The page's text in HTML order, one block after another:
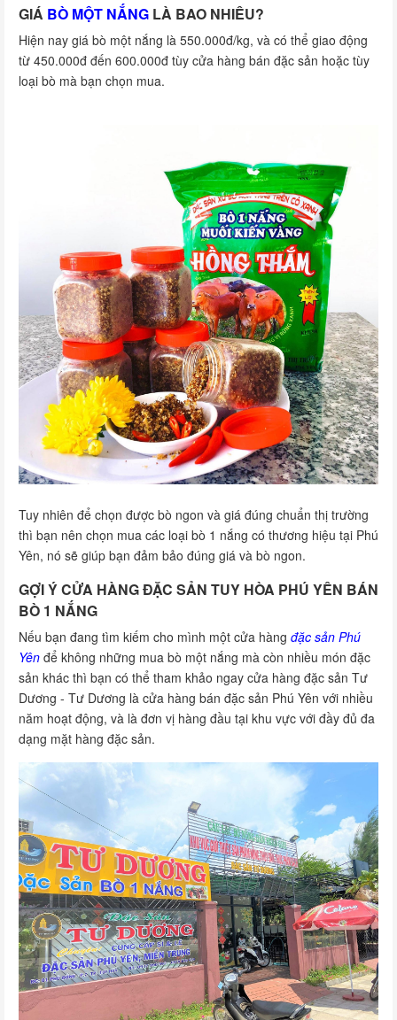
GIÁ BÒ MỘT NẮNG LÀ BAO NHIÊU?
Hiện nay giá bò một nắng là 550.000đ/kg, và có thể giao động
từ 450.000đ đến 600.000đ tùy cửa hàng bán đặc sản hoặc tùy
loại bò mà bạn chọn mua.
Tuy nhiên để chọn được bò ngon và giá đúng chuẩn thị trường
thì bạn nên chọn mua các loại bò 1 nắng có thương hiệu tại Phú
Yên, nó sẽ giúp bạn đảm bảo đúng giá và bò ngon.
GỢI Ý CỬA HÀNG ĐẶC SẢN TUY HÒA PHÚ YÊN BÁN
BÒ 1 NẮNG
Nếu bạn đang tìm kiếm cho mình một cửa hàng đặc sản Phú
Yên để không những mua bò một nắng mà còn nhiều món đặc
sản khác thì bạn có thể tham khảo ngay cửa hàng đặc sản Tư
Dương - Tư Dương là cửa hàng bán đặc sản Phú Yên với nhiều
năm hoạt động, và là đơn vị hàng đầu tại khu vực với đầy đủ đa
dạng mặt hàng đặc sản.